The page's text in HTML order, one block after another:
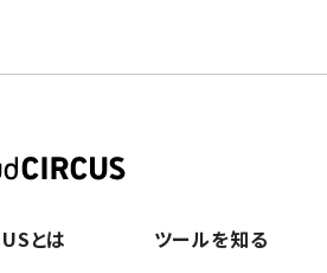
とは ツールを知る